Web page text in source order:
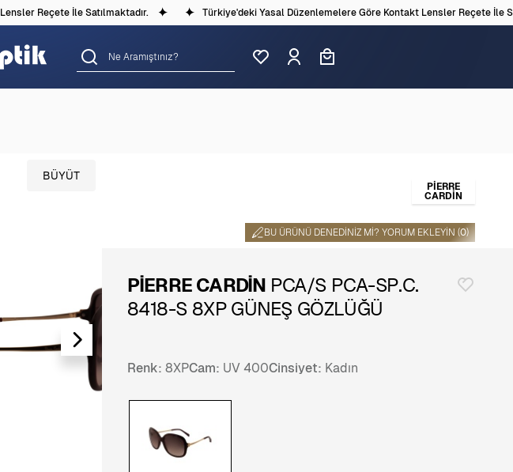
Reçete İle Satılmaktadır. Türkiye'deki Yasal Düzenlemelere Göre Kontakt Lensler Reçete İle
BÜYÜT
BU ÜRÜNÜ DENEDINIZ MI? YORUM EKLEYIN (0)
PİERRE
CARDİN
PİERRE CARDİN PCA/S PCA-SP.C.
8418-S 8XP GÜNEŞ GÖZLÜĞÜ
Renk: 8XPCam: UV 400Cinsiyet: Kadın